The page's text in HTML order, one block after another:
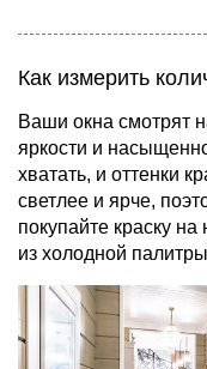
Как измерить
Ваши окна смотрят
яркости и
хватать, и оттенки
светлее и ярче,
покупайте краску
из холодной